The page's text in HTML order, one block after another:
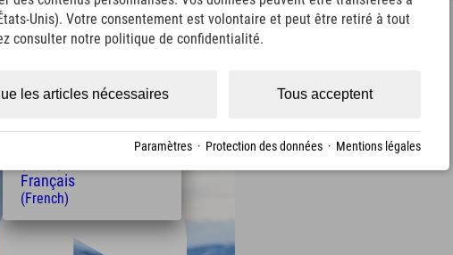
Unis). Votre consentement est volontaire et peut être retiré à tout
consulter notre politique de confidentialité.
Tous acceptent
les articles nécessaires
Paramètres · Protection des données · Mentions légales
(Italian)
Čeština
(Polish)
(Hungarian)
Français
(French)